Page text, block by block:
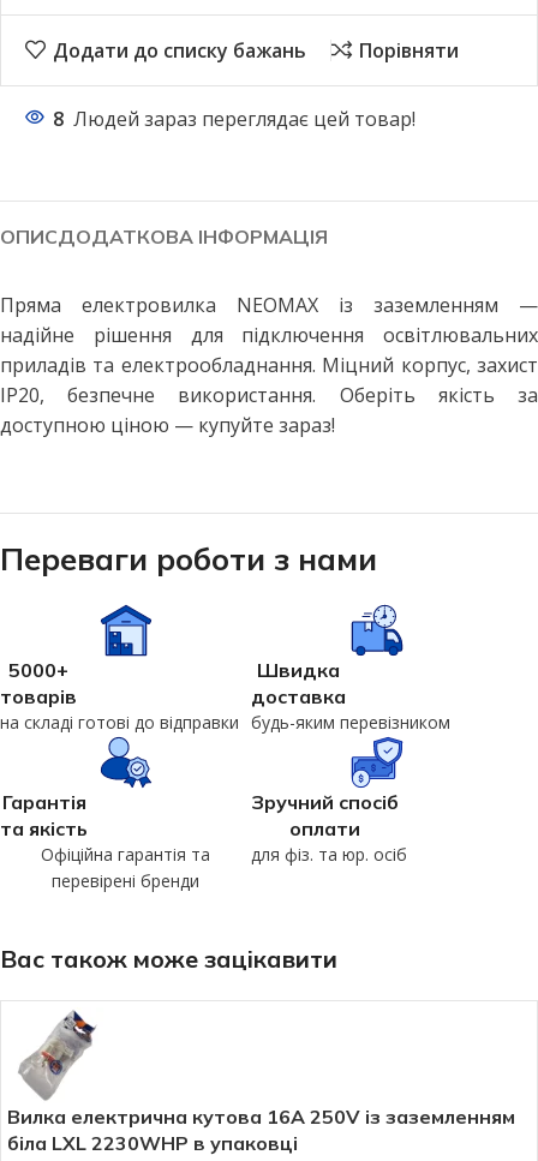
Додати до списку бажань Порівняти
8 Людей зараз переглядає цей товар!
ОПИСДОДАТКОВА ІНФОРМАЦІЯ
Пряма електровилка NEOMAX із заземленням —
надійне рішення для підключення освітлювальних
приладів та електрообладнання. Міцний корпус, захист
IP20, безпечне використання. Оберіть якість за
доступною ціною — купуйте зараз!
Переваги роботи з нами
5000+
товарів
на складі готові до відправки
Швидка
доставка
будь-яким перевізником
Гарантія
та якість
Офіційна гарантія та
перевірені бренди
Зручний спосіб
оплати
для фіз. та юр. осіб
Вас також може зацікавити
Вилка електрична кутова 16А 250V із заземленням
біла LXL 2230WHP в упаковці